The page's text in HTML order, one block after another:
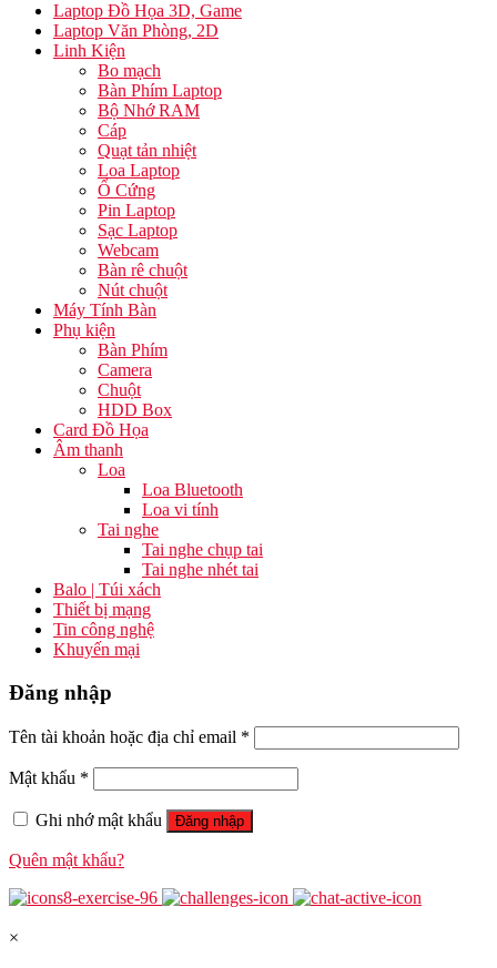
Laptop Đồ Họa 3D, Game
Laptop Văn Phòng, 2D
Linh Kiện
Bo mạch
Bàn Phím Laptop
Bộ Nhớ RAM
Cáp
Quạt tản nhiệt
Loa Laptop
Ổ Cứng
Pin Laptop
Sạc Laptop
Webcam
Bàn rê chuột
Nút chuột
Máy Tính Bàn
Phụ kiện
Bàn Phím
Camera
Chuột
HDD Box
Card Đồ Họa
Âm thanh
Loa
Loa Bluetooth
Loa vi tính
Tai nghe
Tai nghe chụp tai
Tai nghe nhét tai
Balo | Túi xách
Thiết bị mạng
Tin công nghệ
Khuyến mại
Đăng nhập
Tên tài khoản hoặc địa chỉ email *
Mật khẩu *
Ghi nhớ mật khẩu Đăng nhập
Quên mật khẩu?
×